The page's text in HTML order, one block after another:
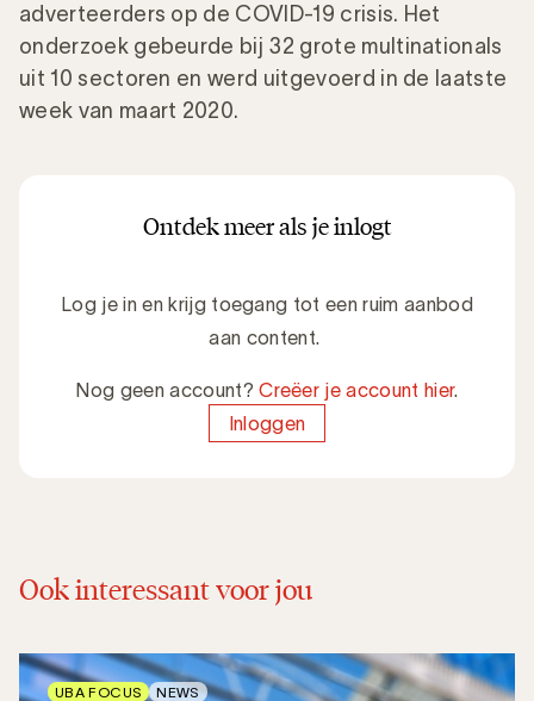
adverteerders op de COVID-19 crisis. Het
onderzoek gebeurde bij 32 grote multinationals
uit 10 sectoren en werd uitgevoerd in de laatste
week van maart 2020.
Ontdek meer als je inlogt
Log je in en krijg toegang tot een ruim aanbod
aan content.
Nog geen account?Creëer je account hier.
Inloggen
Ook interessant voor jou
UBA FOCUS NEWS